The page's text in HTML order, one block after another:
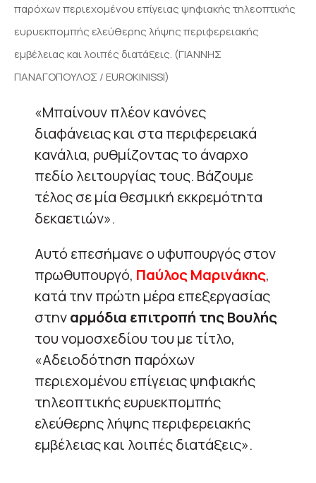
παρόχων περιεχομένου επίγειας ψηφιακής τηλεοπτικής
ευρυεκπομπής ελεύθερης λήψης περιφερειακής
εμβέλειας και λοιπές διατάξεις. (ΓΙΑΝΝΗΣ
ΠΑΝΑΓΟΠΟΥΛΟΣ / EUROKINISSI)
«Μπαίνουν πλέον κανόνες
διαφάνειας και στα περιφερειακά
κανάλια, ρυθμίζοντας το άναρχο
πεδίο λειτουργίας τους. Βάζουμε
τέλος σε μία θεσμική εκκρεμότητα
δεκαετιών».
Αυτό επεσήμανε ο υφυπουργός στον
πρωθυπουργό, Παύλος Μαρινάκης,
κατά την πρώτη μέρα επεξεργασίας
στηναρμόδια επιτροπή της Βουλής
του νομοσχεδίου του με τίτλο,
«Αδειοδότηση παρόχων
περιεχομένου επίγειας ψηφιακής
τηλεοπτικής ευρυεκπομπής
ελεύθερης λήψης περιφερειακής
εμβέλειας και λοιπές διατάξεις».